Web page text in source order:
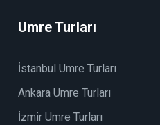
Umre Turları
İstanbul Umre Turları
Ankara Umre Turları
İzmir Umre Turları